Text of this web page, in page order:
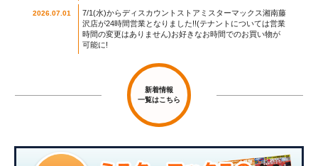
2026.07.01
7/1(水)からディスカウントストアミスターマックス湘南藤
沢店が24時間営業となりました!!(テナントについては営業
時間の変更はありません)お好きなお時間でのお買い物が
可能に!
新着情報
一覧はこちら